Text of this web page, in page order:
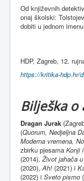
Od književnih
onaj školski:
dobiti u jednom
HDP, Zagreb, 12.
https://kritika-hdp.hr/
Bilješka o
Dragan Jurak
(Quorum, Nedjeljna
Moderna vremena,
zbirku pjesama Konji
(2014),Život jahača
(2020),Ah! (2021) i
(2022) i Sveto pismo